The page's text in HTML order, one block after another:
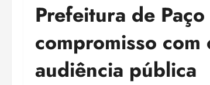
Prefeitura de
compromisso
audiência pública